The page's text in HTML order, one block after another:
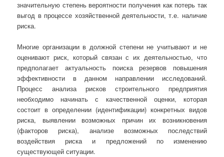
значительную степень вероятности получения как потерь так
выгод в процессе хозяйственной деятельности, т.е. наличие
риска.
Многие организации в должной степени не учитывают и не
оценивают риск, который связан с их деятельностью, что
предполагает актуальность поиска резервов повышения
эффективности в данном направлении исследований.
Процесс анализа рисков строительного предприятия
необходимо начинать с качественной оценки, которая
состоит в определении (идентификации) конкретных видов
риска, выявлении возможных причин их возникновения
(факторов риска), анализе возможных последствий
воздействия риска и предложений по изменению
существующей ситуации.